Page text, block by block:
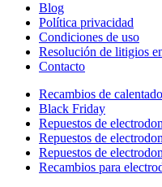
Blog
Política privacidad
Condiciones de uso
Resolución de litigios
Contacto
Recambios de
Black Friday
Repuestos de
Repuestos de
Repuestos de
Recambios para